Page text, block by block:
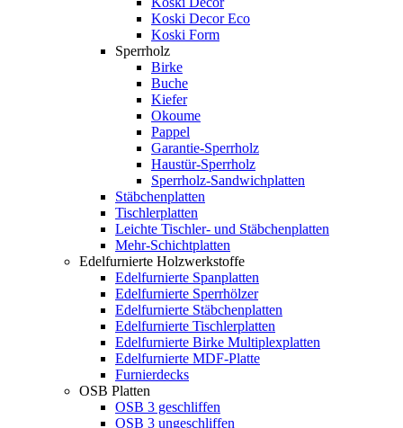
Koski Decor Eco
Koski Form
Sperrholz
Birke
Buche
Kiefer
Okoume
Pappel
Garantie-Sperrholz
Haustür-Sperrholz
Sperrholz-Sandwichplatten
Stäbchenplatten
Tischlerplatten
Leichte Tischler- und Stäbchenplatten
Mehr-Schichtplatten
Edelfurnierte Holzwerkstoffe
Edelfurnierte Spanplatten
Edelfurnierte Sperrhölzer
Edelfurnierte Stäbchenplatten
Edelfurnierte Tischlerplatten
Edelfurnierte Birke Multiplexplatten
Edelfurnierte MDF-Platte
Furnierdecks
OSB Platten
OSB 3 geschliffen
OSB 3 ungeschliffen